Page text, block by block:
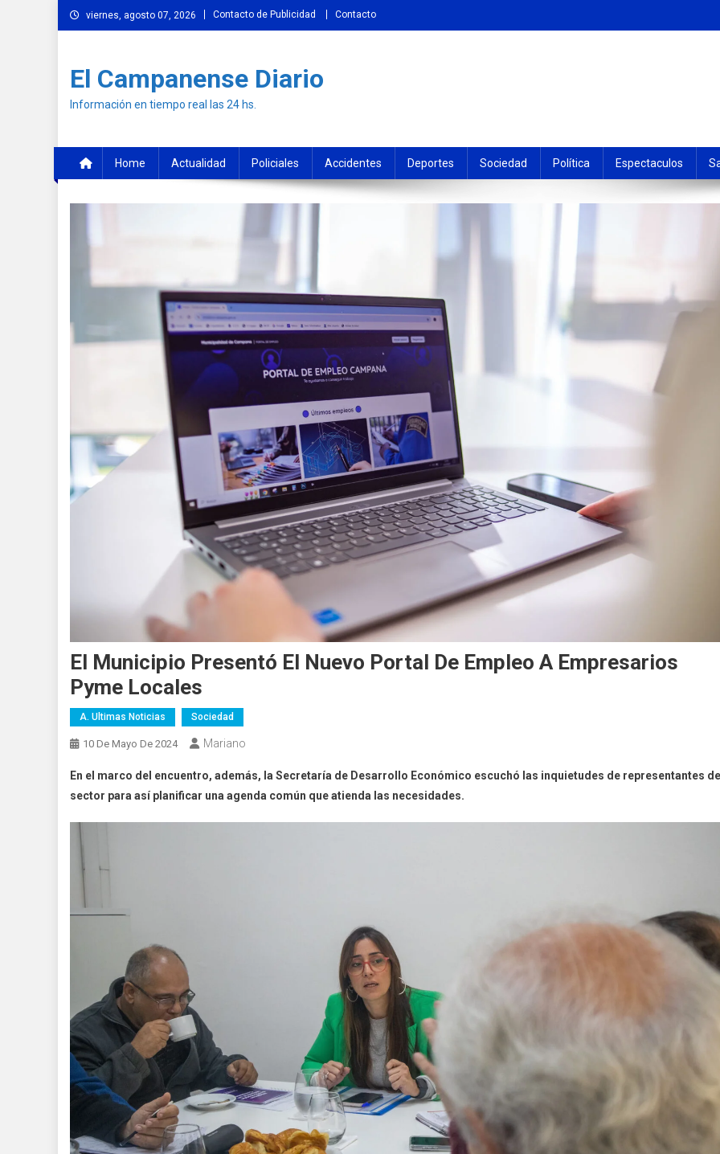
Skip
to
viernes, agosto 07, 2026 Contacto de Publicidad Contacto
El Campanense Diario
Información en tiempo real las 24 hs.
Home Actualidad Policiales Accidentes Deportes Sociedad Política Espectaculos
El Municipio Presentó El Nuevo Portal De Empleo A Empresarios
Pyme Locales
A. Ultimas Noticias Sociedad
10 De Mayo De 2024 Mariano
En el marco del encuentro, además, la Secretaría de Desarrollo Económico escuchó las inquietudes de representantes
sector para así planificar una agenda común que atienda las necesidades.